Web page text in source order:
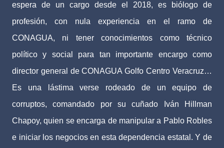
espera de un cargo desde el 2018, es biólogo de
profesión, con nula experiencia en el ramo de
CONAGUA, ni tener conocimientos como técnico
político y social para tan importante encargo como
director general de CONAGUA Golfo Centro Veracruz…
Es una lástima verse rodeado de un equipo de
corruptos, comandado por su cuñado Iván Hillman
Chapoy, quien se encarga de manipular a Pablo Robles
e iniciar los negocios en esta dependencia estatal. Y de